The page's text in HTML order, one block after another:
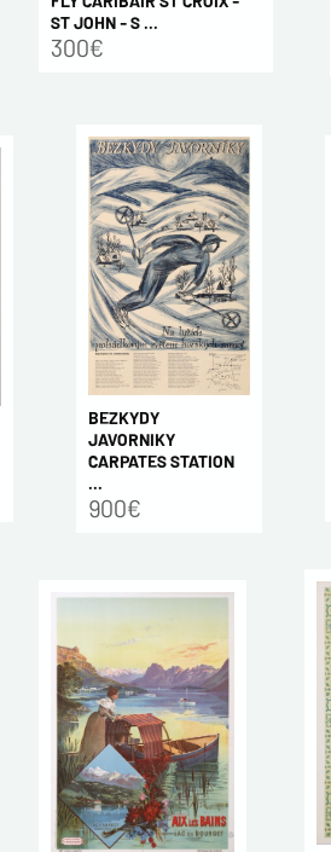
ST JOHN - S ...
300€
BEZKYDY
JAVORNIKY
CARPATES STATION
...
900€